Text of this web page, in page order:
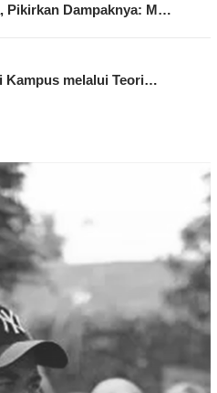
Pikirkan Dampaknya: M…
Kampus melalui Teori…